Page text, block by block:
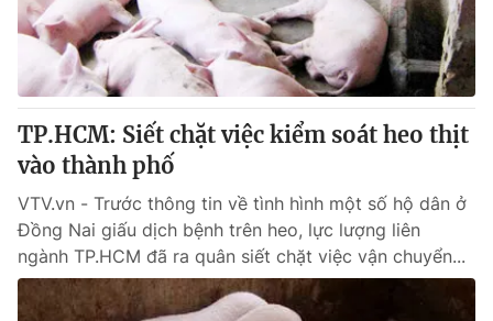
TP.HCM: Siết chặt việc kiểm soát heo thịt
vào thành phố
VTV.vn - Trước thông tin về tình hình một số hộ dân ở
Đồng Nai giấu dịch bệnh trên heo, lực lượng liên
ngành TP.HCM đã ra quân siết chặt việc vận chuyển...